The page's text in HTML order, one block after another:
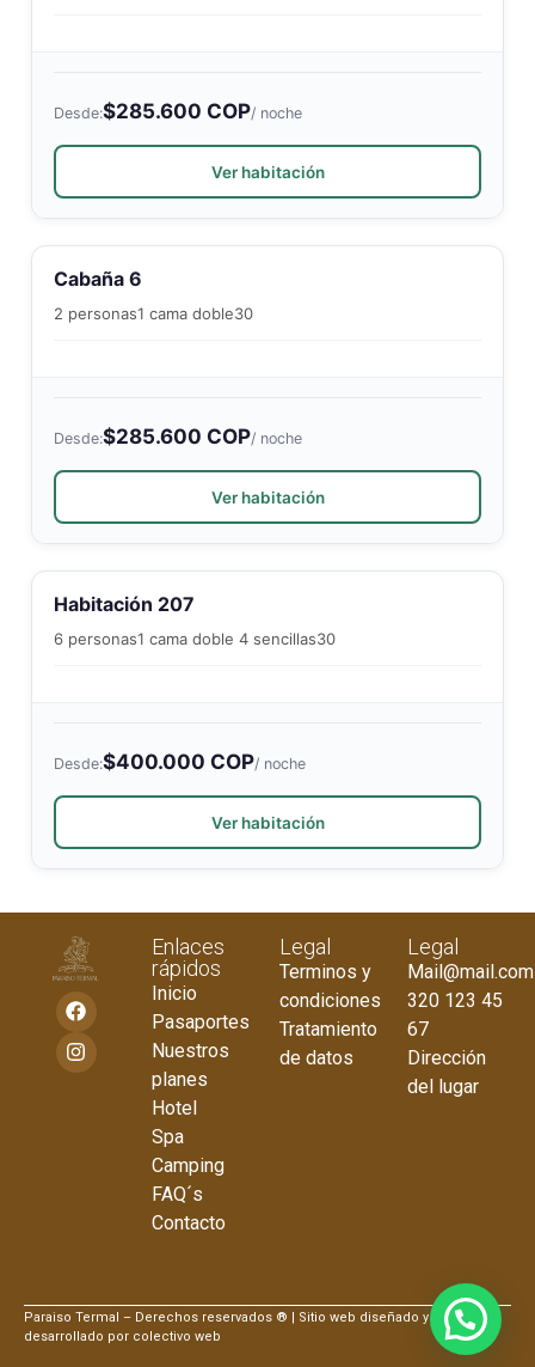
Desde:$285.600 COP/ noche
Ver habitación
Cabaña 6
2 personas1 cama doble30
Desde:$285.600 COP/ noche
Ver habitación
Habitación 207
6 personas1 cama doble 4 sencillas30
Desde:$400.000 COP/ noche
Ver habitación
Enlaces
rápidos
Inicio
Pasaportes
Nuestros
planes
Hotel
Spa
Camping
FAQ´s
Contacto
Legal
Terminos y
condiciones
Tratamiento
de datos
Legal
Mail@mail.com
320 123 45
67
Dirección
del lugar
Paraiso Termal – Derechos reservados ® | Sitio web diseñado y
desarrollado por colectivo web